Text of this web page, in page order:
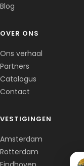
Blog
OVER ONS
Ons verhaal
Partners
Catalogus
Contact
VESTIGINGEN
Amsterdam
Rotterdam